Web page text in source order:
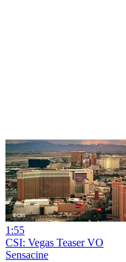
1:55
CSI: Vegas Teaser VO
Sensacine